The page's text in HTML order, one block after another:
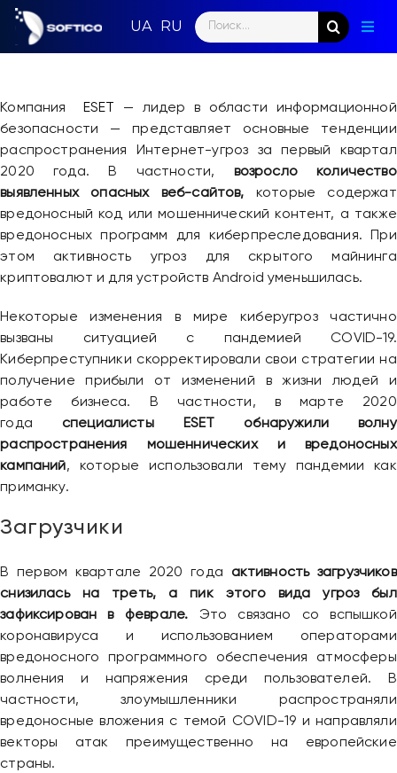
Skip
content
Search
for:
Компания ESET
— лидер в области информационной
безопасности — представляет основные тенденции
распространения Интернет-угроз за первый квартал
2020 года. В частности, возросло количество
выявленных опасных веб-сайтов, которые содержат
вредоносный код или мошеннический контент, а также
вредоносных программ для киберпреследования. При
этом активность угроз для скрытого майнинга
криптовалют и для устройств Android уменьшилась.
Некоторые изменения в мире киберугроз частично
вызваны ситуацией с пандемией СOVID-19.
Киберпреступники скорректировали свои стратегии на
получение прибыли от изменений в жизни людей и
работе бизнеса. В частности, в марте 2020
года специалисты ESET обнаружили волну
распространения мошеннических и вредоносных
кампаний, которые использовали тему пандемии как
приманку.
Загрузчики
В первом квартале 2020 года активность загрузчиков
снизилась на треть, а пик этого вида угроз был
зафиксирован в феврале. Это связано со вспышкой
коронавируса и использованием операторами
вредоносного программного обеспечения атмосферы
волнения и напряжения среди пользователей. В
частности, злоумышленники распространяли
вредоносные вложения с темой COVID-19 и направляли
векторы атак преимущественно на европейские
страны.